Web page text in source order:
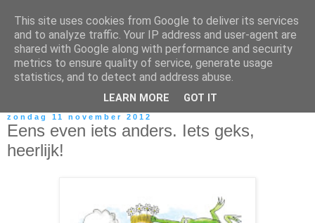
zondag 11 november 2012
Eens even iets anders. Iets geks,
heerlijk!
This site uses cookies from Google to deliver its services
and to analyze traffic. Your IP address and user-agent are
shared with Google along with performance and security
metrics to ensure quality of service, generate usage
statistics, and to detect and address abuse.
LEARN MORE GOT IT